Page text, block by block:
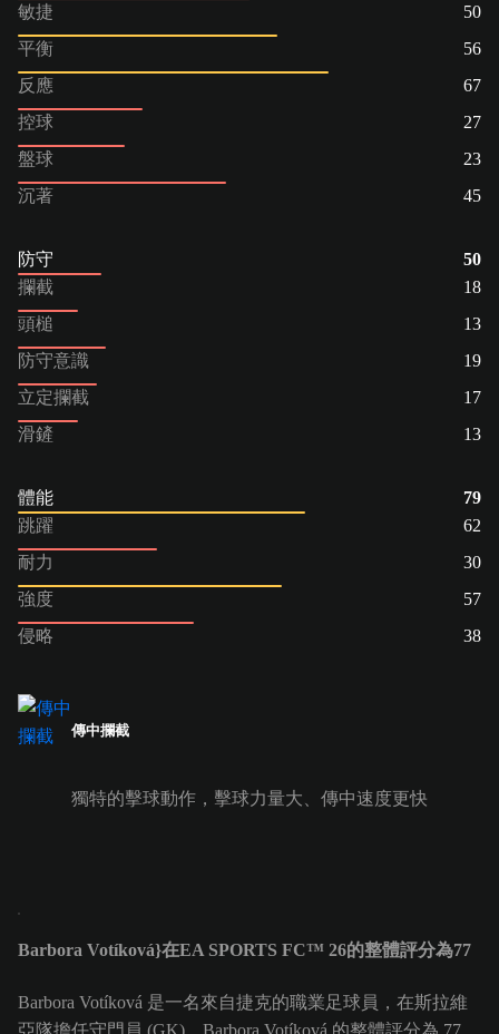
敏捷
50
平衡
56
反應
67
控球
27
盤球
23
沉著
45
防守
50
攔截
18
頭槌
13
防守意識
19
立定攔截
17
滑鏟
13
體能
79
跳躍
62
耐力
30
強度
57
侵略
38
傳中攔截
獨特的擊球動作，擊球力量大、傳中速度更快
Barbora Votíková}在EA SPORTS FC™ 26的整體評分為77
Barbora Votíková 是一名來自捷克的職業足球員，在斯拉維
亞隊擔任守門員 (GK)。Barbora Votíková 的整體評分為 77。